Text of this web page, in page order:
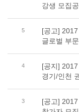
강생 모집
5
[공고]
글로벌 부
4
[공지]
경기/인천
3
[공고]